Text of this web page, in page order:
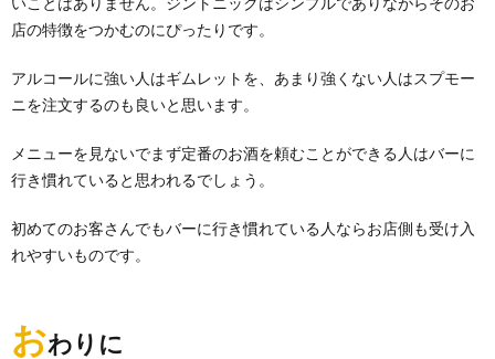
店の特徴をつかむのにぴったりです。
アルコールに強い人はギムレットを、あまり強くない人はスプモー
ニを注文するのも良いと思います。
メニューを見ないでまず定番のお酒を頼むことができる人はバーに
行き慣れていると思われるでしょう。
初めてのお客さんでもバーに行き慣れている人ならお店側も受け入
れやすいものです。
おわりに